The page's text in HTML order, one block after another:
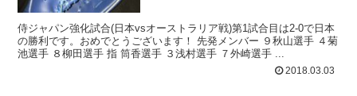
侍ジャパン強化試合(日本vsオーストラリア戦)第1試合目は2-0で日本
の勝利です。おめでとうございます！ 先発メンバー ９秋山選手 ４菊
池選手 ８柳田選手 指 筒香選手 ３浅村選手 ７外崎選手 ...
2018.03.03